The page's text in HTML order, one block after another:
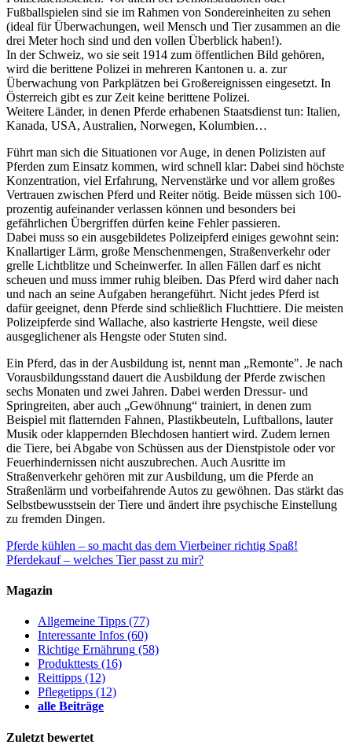
Fußballspielen sind sie im Rahmen von Sondereinheiten zu sehen
(ideal für Überwachungen, weil Mensch und Tier zusammen an die
drei Meter hoch sind und den vollen Überblick haben!).
In der Schweiz, wo sie seit 1914 zum öffentlichen Bild gehören,
wird die berittene Polizei in mehreren Kantonen u. a. zur
Überwachung von Parkplätzen bei Großereignissen eingesetzt. In
Österreich gibt es zur Zeit keine berittene Polizei.
Weitere Länder, in denen Pferde erhabenen Staatsdienst tun: Italien,
Kanada, USA, Australien, Norwegen, Kolumbien…
Führt man sich die Situationen vor Auge, in denen Polizisten auf
Pferden zum Einsatz kommen, wird schnell klar: Dabei sind höchste
Konzentration, viel Erfahrung, Nervenstärke und vor allem großes
Vertrauen zwischen Pferd und Reiter nötig. Beide müssen sich 100-
prozentig aufeinander verlassen können und besonders bei
gefährlichen Übergriffen dürfen keine Fehler passieren.
Dabei muss so ein ausgebildetes Polizeipferd einiges gewohnt sein:
Knallartiger Lärm, große Menschenmengen, Straßenverkehr oder
grelle Lichtblitze und Scheinwerfer. In allen Fällen darf es nicht
scheuen und muss immer ruhig bleiben. Das Pferd wird daher nach
und nach an seine Aufgaben herangeführt. Nicht jedes Pferd ist
dafür geeignet, denn Pferde sind schließlich Fluchttiere. Die meisten
Polizeipferde sind Wallache, also kastrierte Hengste, weil diese
ausgeglichener als Hengste oder Stuten sind.
Ein Pferd, das in der Ausbildung ist, nennt man „Remonte". Je nach
Vorausbildungsstand dauert die Ausbildung der Pferde zwischen
sechs Monaten und zwei Jahren. Dabei werden Dressur- und
Springreiten, aber auch „Gewöhnung“ trainiert, in denen zum
Beispiel mit flatternden Fahnen, Plastikbeuteln, Luftballons, lauter
Musik oder klappernden Blechdosen hantiert wird. Zudem lernen
die Tiere, bei Abgabe von Schüssen aus der Dienstpistole oder vor
Feuerhindernissen nicht auszubrechen. Auch Ausritte im
Straßenverkehr gehören mit zur Ausbildung, um die Pferde an
Straßenlärm und vorbeifahrende Autos zu gewöhnen. Das stärkt das
Selbstbewusstsein der Tiere und ändert ihre psychische Einstellung
zu fremden Dingen.
Pferde kühlen – so macht das dem Vierbeiner richtig Spaß!
Pferdekauf – welches Tier passt zu mir?
Magazin
Allgemeine Tipps (77)
Interessante Infos (60)
Richtige Ernährung (58)
Produkttests (16)
Reittipps (12)
Pflegetipps (12)
alle Beiträge
Zuletzt bewertet